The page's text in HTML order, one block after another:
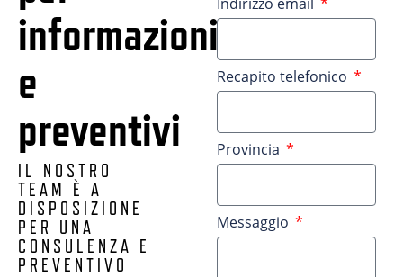
informazioni
e
preventivi
IL NOSTRO
TEAM È A
DISPOSIZIONE
PER UNA
CONSULENZA E
PREVENTIVO
Recapito telefonico
Provincia
Messaggio